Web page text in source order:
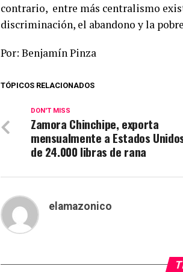
contrario, entre más centralismo
discriminación, el abandono y la
Por: Benjamín Pinza
TÓPICOS RELACIONADOS
DON'T MISS
Zamora Chinchipe, exporta
mensualmente a Estados
de 24.000 libras de rana
elamazonico